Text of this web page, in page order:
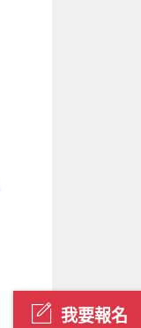
我要報名